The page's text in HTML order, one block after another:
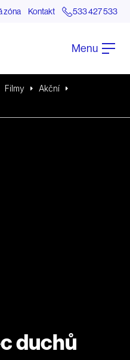
zóna Kontakt 533 427 533
Menu
Filmy
Akční
duchů